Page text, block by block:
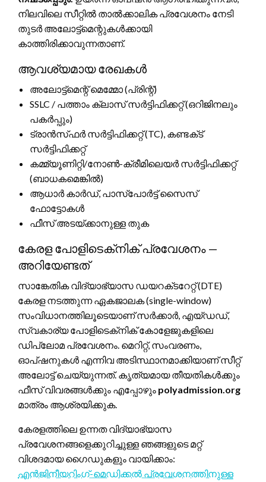
നിലവിലെ സീറ്റിൽ താൽക്കാലിക പ്രവേശനം നേടി
തുടർ അലോട്ട്‌മെന്റുകൾക്കായി
കാത്തിരിക്കാവുന്നതാണ്.
ആവശ്യമായ രേഖകൾ
അലോട്ട്‌മെന്റ് മെമ്മോ (പ്രിന്റ്)
SSLC / പത്താം ക്ലാസ് സർട്ടിഫിക്കറ്റ് (ഒറിജിനലും
പകർപ്പും)
ട്രാൻസ്‌ഫർ സർട്ടിഫിക്കറ്റ് (TC), കണ്ടക്‌ട്
സർട്ടിഫിക്കറ്റ്
കമ്മ്യൂണിറ്റി/നോൺ-ക്രീമിലെയർ സർട്ടിഫിക്കറ്റ്
(ബാധകമെങ്കിൽ)
ആധാർ കാർഡ്, പാസ്‌പോർട്ട് സൈസ്
ഫോട്ടോകൾ
ഫീസ് അടയ്‌ക്കാനുള്ള തുക
കേരള പോളിടെക്‌നിക് പ്രവേശനം —
അറിയേണ്ടത്
സാങ്കേതിക വിദ്യാഭ്യാസ ഡയറക്‌ടറേറ്റ് (DTE)
കേരള നടത്തുന്ന ഏകജാലക (single-window)
സംവിധാനത്തിലൂടെയാണ് സർക്കാർ, എയ്‌ഡഡ്,
സ്വകാര്യ പോളിടെക്‌നിക് കോളേജുകളിലെ
ഡിപ്ലോമ പ്രവേശനം. മെറിറ്റ്, സംവരണം,
ഓപ്ഷനുകൾ എന്നിവ അടിസ്ഥാനമാക്കിയാണ് സീറ്റ്
അലോട്ട് ചെയ്യുന്നത്. കൃത്യമായ തീയതികൾക്കും
ഫീസ് വിവരങ്ങൾക്കും എപ്പോഴും polyadmission.org
മാത്രം ആശ്രയിക്കുക.
കേരളത്തിലെ ഉന്നത വിദ്യാഭ്യാസ
പ്രവേശനങ്ങളെക്കുറിച്ചുള്ള ഞങ്ങളുടെ മറ്റ്
വിശദമായ ഗൈഡുകളും വായിക്കാം:
എൻജിനീയറിംഗ്-മെഡിക്കൽ പ്രവേശനത്തിനുള്ള